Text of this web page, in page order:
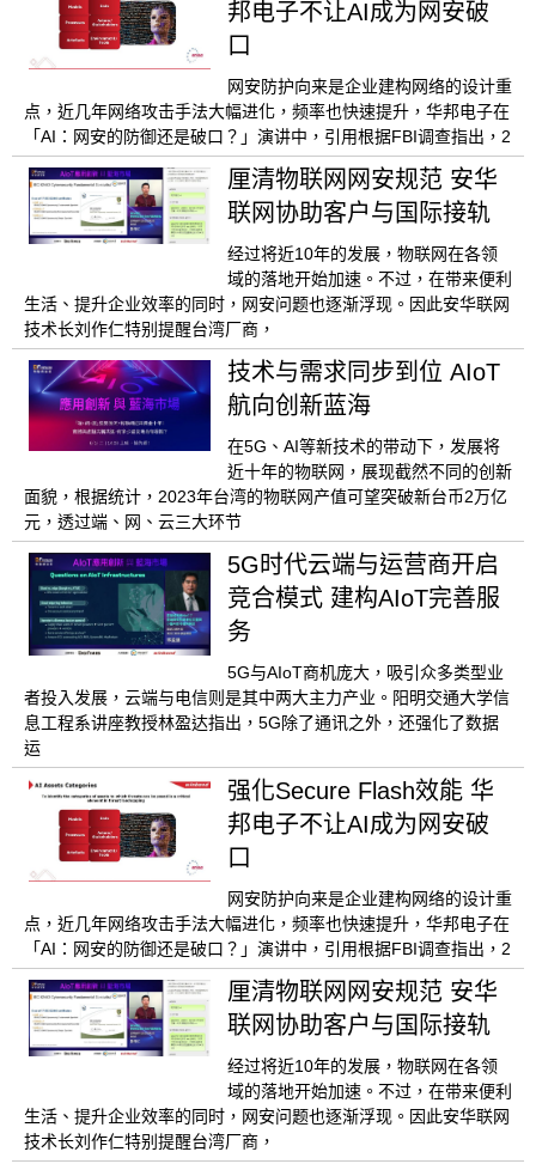
邦电子不让AI成为网安破
口
网安防护向来是企业建构网络的设计重
点，近几年网络攻击手法大幅进化，频率也快速提升，华邦电子在
「AI：网安的防御还是破口？」演讲中，引用根据FBI调查指出，2
厘清物联网网安规范 安华
联网协助客户与国际接轨
经过将近10年的发展，物联网在各领
域的落地开始加速。不过，在带来便利
生活、提升企业效率的同时，网安问题也逐渐浮现。因此安华联网
技术长刘作仁特别提醒台湾厂商，
技术与需求同步到位 AIoT
航向创新蓝海
在5G、AI等新技术的带动下，发展将
近十年的物联网，展现截然不同的创新
面貌，根据统计，2023年台湾的物联网产值可望突破新台币2万亿
元，透过端、网、云三大环节
5G时代云端与运营商开启
竞合模式 建构AIoT完善服
务
5G与AIoT商机庞大，吸引众多类型业
者投入发展，云端与电信则是其中两大主力产业。阳明交通大学信
息工程系讲座教授林盈达指出，5G除了通讯之外，还强化了数据
运
强化Secure Flash效能 华
邦电子不让AI成为网安破
口
网安防护向来是企业建构网络的设计重
点，近几年网络攻击手法大幅进化，频率也快速提升，华邦电子在
「AI：网安的防御还是破口？」演讲中，引用根据FBI调查指出，2
厘清物联网网安规范 安华
联网协助客户与国际接轨
经过将近10年的发展，物联网在各领
域的落地开始加速。不过，在带来便利
生活、提升企业效率的同时，网安问题也逐渐浮现。因此安华联网
技术长刘作仁特别提醒台湾厂商，